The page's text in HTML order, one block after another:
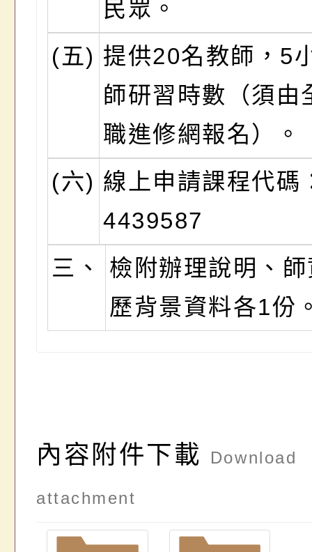
民眾。
(五) 提供20名教師，5
師研習時數（須由
職進修網報名）。
(六) 線上申請課程代碼
4439587
三、
檢附辦理說明、
歷背景資料各1份
內容附件下載 Download
attachment